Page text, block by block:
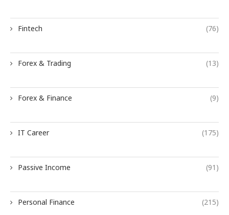
Fintech (76)
Forex & Trading (13)
Forex & Finance (9)
IT Career (175)
Passive Income (91)
Personal Finance (215)